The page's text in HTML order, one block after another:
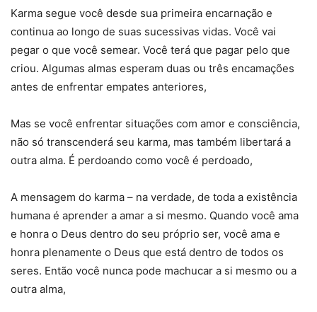
Karma segue você desde sua primeira encarnação e
continua ao longo de suas sucessivas vidas. Você vai
pegar o que você semear. Você terá que pagar pelo que
criou. Algumas almas esperam duas ou três encamações
antes de enfrentar empates anteriores,
Mas se você enfrentar situações com amor e consciência,
não só transcenderá seu karma, mas também libertará a
outra alma. É perdoando como você é perdoado,
A mensagem do karma – na verdade, de toda a existência
humana é aprender a amar a si mesmo. Quando você ama
e honra o Deus dentro do seu próprio ser, você ama e
honra plenamente o Deus que está dentro de todos os
seres. Então você nunca pode machucar a si mesmo ou a
outra alma,